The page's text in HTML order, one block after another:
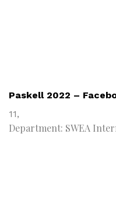
Paskell 2022 –
11,
Department: SWEA